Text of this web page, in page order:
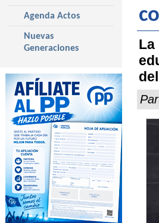
La
Agenda Actos
Nuevas
Generaciones